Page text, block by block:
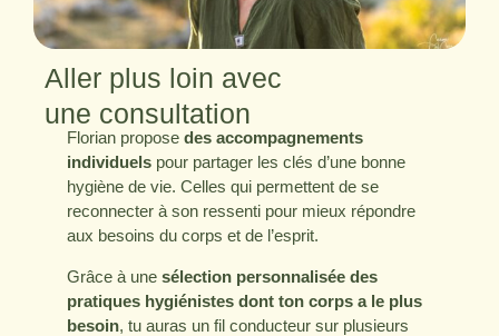
Aller plus loin avec
une consultation
Florian propose des accompagnements
individuels pour partager les clés d’une bonne
hygiène de vie. Celles qui permettent de se
reconnecter à son ressenti pour mieux répondre
aux besoins du corps et de l’esprit.
Grâce à une sélection personnalisée des
pratiques hygiénistes dont ton corps a le plus
besoin, tu auras un fil conducteur sur plusieurs